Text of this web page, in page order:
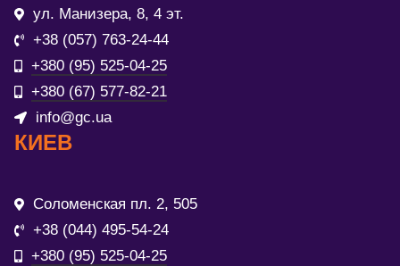
ул. Манизера, 8, 4 эт.
+38 (057) 763-24-44
+380 (95) 525-04-25
+380 (67) 577-82-21
info@gc.ua
КИЕВ
Соломенская пл. 2, 505
+38 (044) 495-54-24
+380 (95) 525-04-25